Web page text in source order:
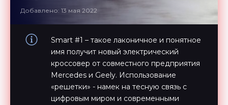
Добавлено: 13 мая 2022
Smart #1 – такое лаконичное и понятное
имя получит новый электрический
кроссовер от совместного предприятия
Mercedes и Geely. Использование
«решетки» - намек на тесную связь с
цифровым миром и современными